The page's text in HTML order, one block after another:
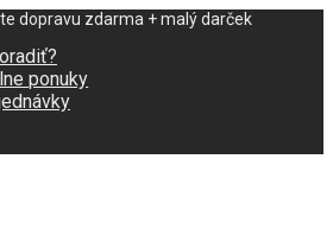
dopravu zdarma + malý darček
ponuky